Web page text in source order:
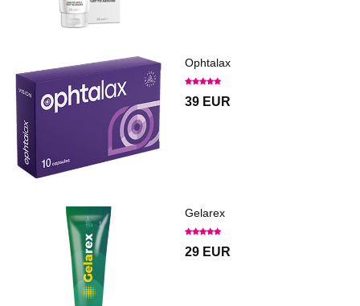
Ophtalax
39 EUR
Gelarex
29 EUR